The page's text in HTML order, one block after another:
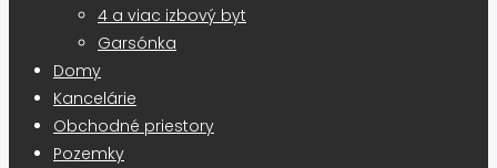
4 a viac izbový byt
Garsónka
Domy
Kancelárie
Obchodné priestory
Pozemky